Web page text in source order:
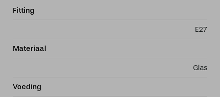
Fitting
E27
Materiaal
Glas
Voeding